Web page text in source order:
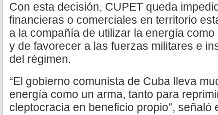
Con esta decisión, CUPET queda
financieras o comerciales en territorio
a la compañía de utilizar la energía
y de favorecer a las fuerzas militares e
del régimen.
“El gobierno comunista de Cuba lleva
energía como un arma, tanto para
cleptocracia en beneficio propio”, señaló